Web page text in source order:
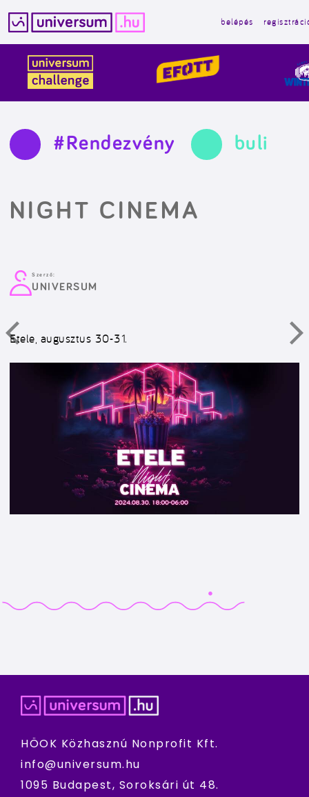
tartalomba
belépés
#Rendezvény buli
NIGHT CINEMA
Szerző:
UNIVERSUM
Etele, augusztus 30-31.
HÖOK Közhasznú Nonprofit Kft.
info@universum.hu
1095 Budapest, Soroksári út 48.